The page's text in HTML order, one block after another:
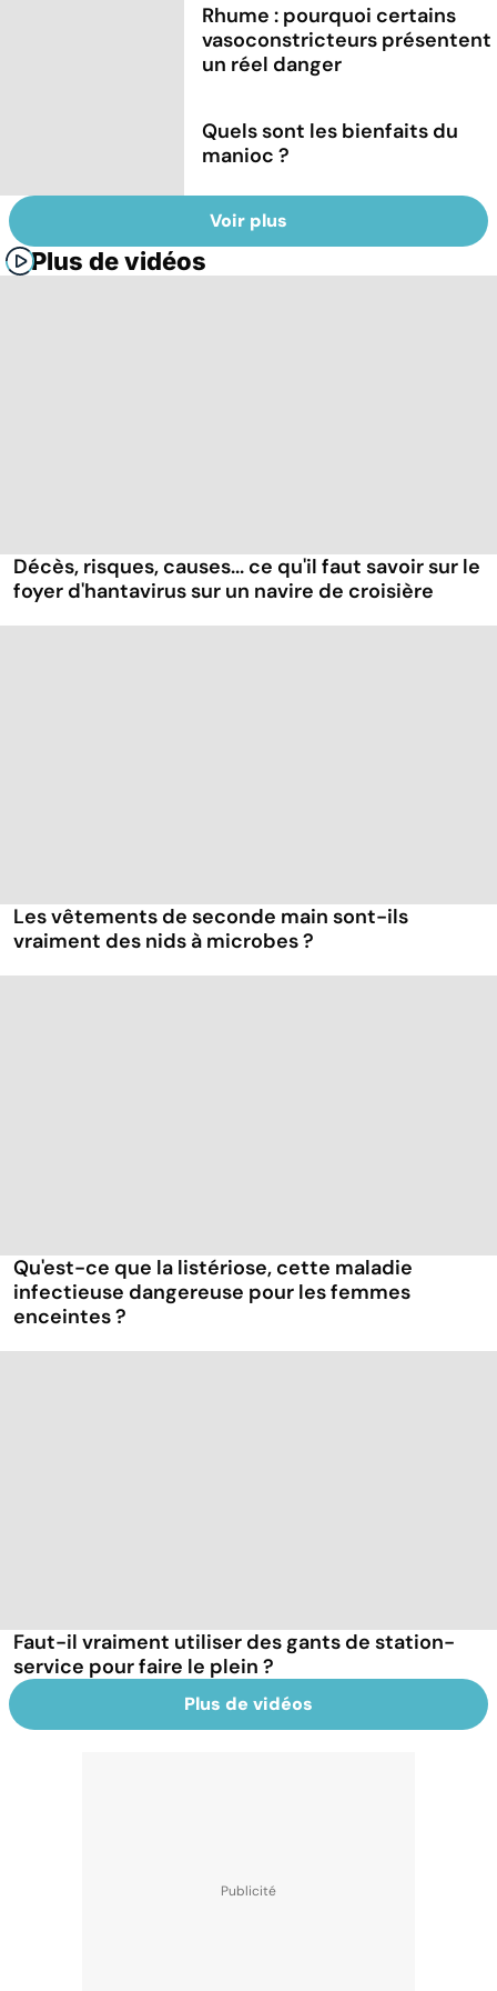
Rhume : pourquoi certains
vasoconstricteurs présentent
un réel danger
Quels sont les bienfaits du
manioc ?
Voir plus
Plus de vidéos
Décès, risques, causes... ce qu'il faut savoir sur le
foyer d'hantavirus sur un navire de croisière
Les vêtements de seconde main sont-ils
vraiment des nids à microbes ?
Qu'est-ce que la listériose, cette maladie
infectieuse dangereuse pour les femmes
enceintes ?
Faut-il vraiment utiliser des gants de station-
service pour faire le plein ?
Plus de vidéos